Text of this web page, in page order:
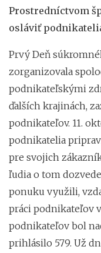
Prostredníctvom
osláviť
Prvý Deň
zorganizovala
podnikateľskými
ďalších krajinách,
podnikateľov. 11.
podnikatelia
pre svojich
ľudia o tom
ponuku využili,
práci podnikateľov
podnikateľov bol
prihlásilo 579. Už